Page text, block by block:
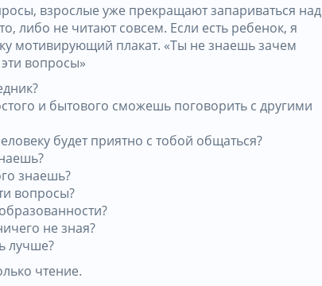
взрослые уже прекращают запариваться над
либо не читают совсем. Если есть ребенок, я
мотивирующий плакат. «Ты не знаешь зачем
эти вопросы»
и бытового сможешь поговорить с другими
будет приятно с тобой общаться?
знаешь?
вопросы?
не зная?
лучше?
чтение.